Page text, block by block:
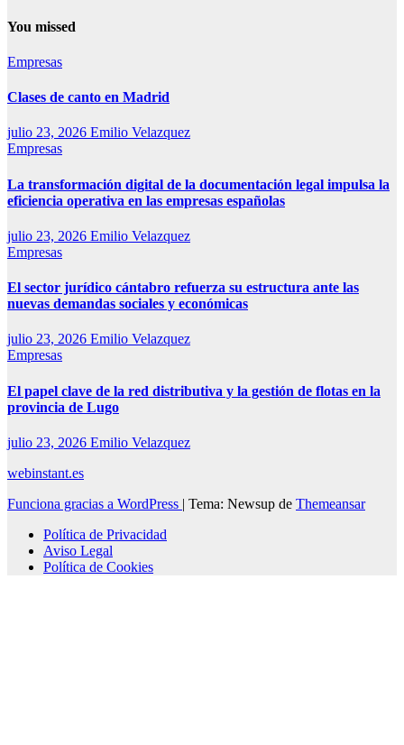
You missed
Empresas
Clases de canto en Madrid
julio 23, 2026 Emilio Velazquez
Empresas
La transformación digital de la documentación legal impulsa la
eficiencia operativa en las empresas españolas
julio 23, 2026 Emilio Velazquez
Empresas
El sector jurídico cántabro refuerza su estructura ante las
nuevas demandas sociales y económicas
julio 23, 2026 Emilio Velazquez
Empresas
El papel clave de la red distributiva y la gestión de flotas en la
provincia de Lugo
julio 23, 2026 Emilio Velazquez
webinstant.es
Funciona gracias a WordPress | Tema: Newsup de Themeansar
Política de Privacidad
Aviso Legal
Política de Cookies